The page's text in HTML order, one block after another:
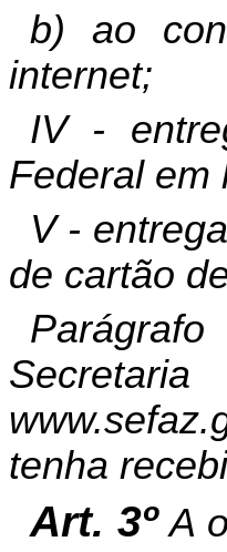
b) ao
internet;
IV -
Federal em
V -
de cartão
tenha
Art. 3ºA